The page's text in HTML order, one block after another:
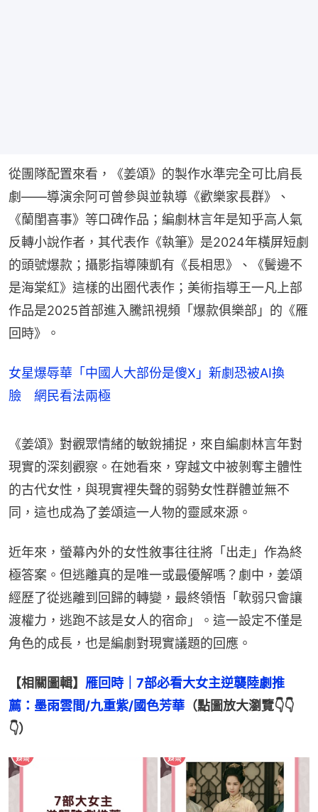
從團隊配置來看，《姜頌》的製作水準完全可比肩長
劇——導演余阿可曾參與並執導《歡樂家長群》、
《蘭閨喜事》等口碑作品；編劇林言年是知乎高人氣
反轉小說作者，其代表作《執筆》是2024年橫屏短劇
的頭號爆款；攝影指導陳凱有《長相思》、《鬢邊不
是海棠紅》這樣的出圈代表作；美術指導王一凡上部
作品是2025首部進入騰訊視頻「爆款俱樂部」的《雁
回時》。
女星爆辱華「中國人大部份是傻X」新劇恐被AI換
臉 網民看法兩極
《姜頌》對觀眾情緒的敏銳捕捉，來自編劇林言年對
現實的深刻觀察。在她看來，穿越文中被剝奪主體性
的古代女性，與現實裡失聲的弱勢女性群體並無不
同，這也成為了姜頌這一人物的靈感來源。
近年來，螢幕內外的女性敘事往往將「出走」作為終
極答案。但逃離真的是唯一或最優解嗎？劇中，姜頌
經歷了從逃離到回歸的轉變，最終領悟「軟弱只會讓
渡權力，逃跑不該是女人的宿命」。這一設定不僅是
角色的成長，也是編劇對現實議題的回應。
【相關圖輯】 雁回時｜7部必看大女主逆襲陸劇推
薦：墨雨雲間/九重紫/國色芳華 （點圖放大瀏覽👇👇
👇）